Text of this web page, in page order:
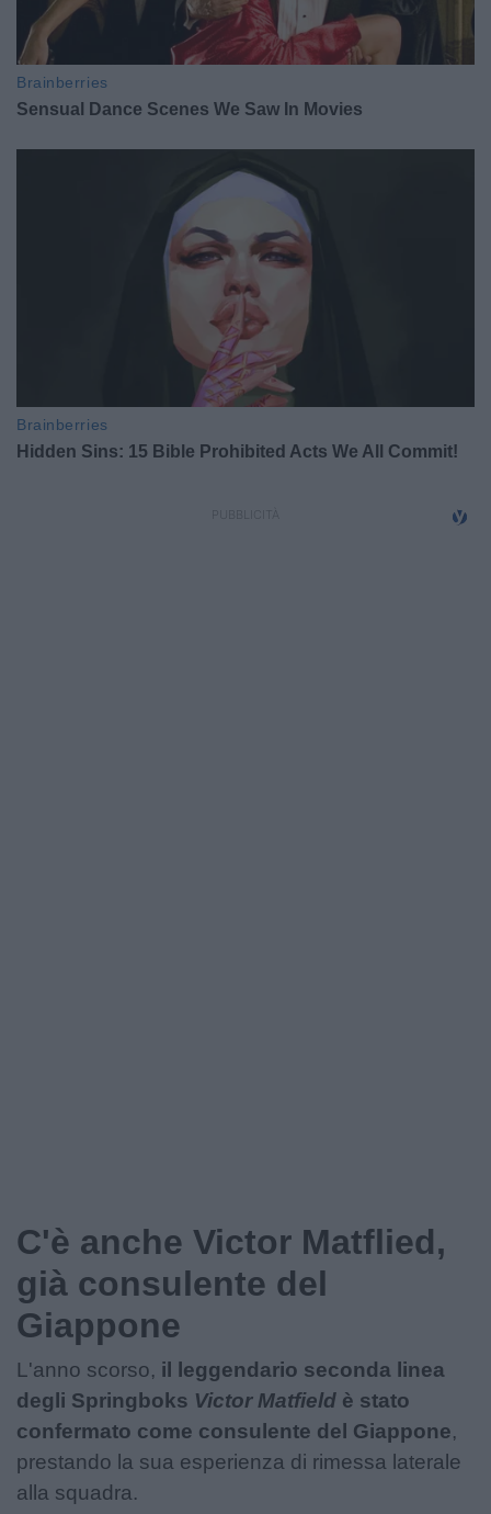
C'è anche Victor Matflied,
già consulente del
Giappone
L'anno scorso, il leggendario seconda linea
degli Springboks Victor Matfield è stato
confermato come consulente del Giappone,
prestando la sua esperienza di rimessa laterale
alla squadra.